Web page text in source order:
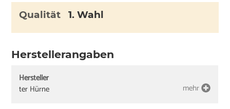
Qualität 1. Wahl
Herstellerangaben
Hersteller
ter Hürne
mehr